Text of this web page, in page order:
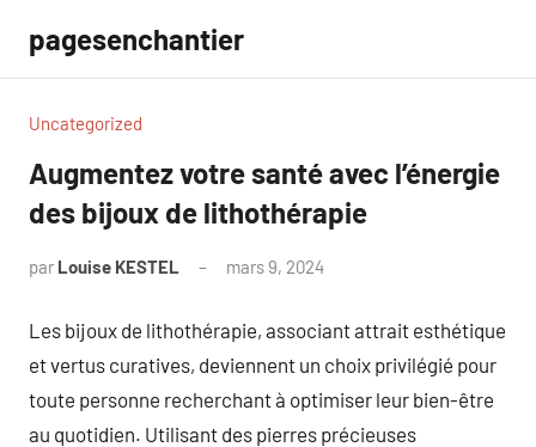
contenu
pagesenchantier
Uncategorized
Augmentez votre santé avec l’énergie
des bijoux de lithothérapie
par Louise KESTEL mars 9, 2024
Les bijoux de lithothérapie, associant attrait esthétique
et vertus curatives, deviennent un choix privilégié pour
toute personne recherchant à optimiser leur bien-être
au quotidien. Utilisant des pierres précieuses